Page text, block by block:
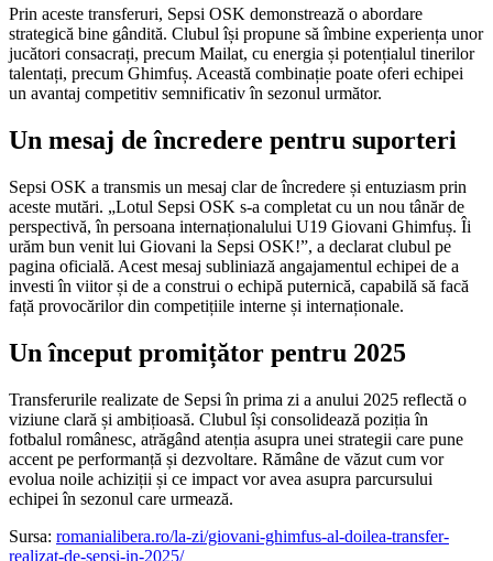
Prin aceste transferuri, Sepsi OSK demonstrează o abordare
strategică bine gândită. Clubul își propune să îmbine experiența unor
jucători consacrați, precum Mailat, cu energia și potențialul tinerilor
talentați, precum Ghimfuș. Această combinație poate oferi echipei
un avantaj competitiv semnificativ în sezonul următor.
Un mesaj de încredere pentru suporteri
Sepsi OSK a transmis un mesaj clar de încredere și entuziasm prin
aceste mutări. „Lotul Sepsi OSK s-a completat cu un nou tânăr de
perspectivă, în persoana internaționalului U19 Giovani Ghimfuș. Îi
urăm bun venit lui Giovani la Sepsi OSK!”, a declarat clubul pe
pagina oficială. Acest mesaj subliniază angajamentul echipei de a
investi în viitor și de a construi o echipă puternică, capabilă să facă
față provocărilor din competițiile interne și internaționale.
Un început promițător pentru 2025
Transferurile realizate de Sepsi în prima zi a anului 2025 reflectă o
viziune clară și ambițioasă. Clubul își consolidează poziția în
fotbalul românesc, atrăgând atenția asupra unei strategii care pune
accent pe performanță și dezvoltare. Rămâne de văzut cum vor
evolua noile achiziții și ce impact vor avea asupra parcursului
echipei în sezonul care urmează.
Sursa: romanialibera.ro/la-zi/giovani-ghimfus-al-doilea-transfer-
realizat-de-sepsi-in-2025/